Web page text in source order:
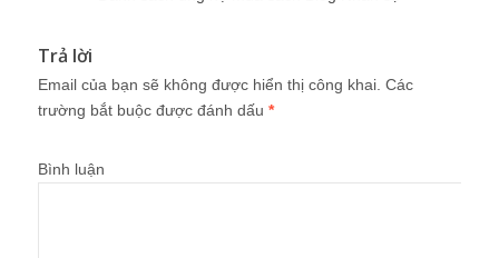
Trả lời
Email của bạn sẽ không được hiển thị công khai. Các
trường bắt buộc được đánh dấu *
Bình luận